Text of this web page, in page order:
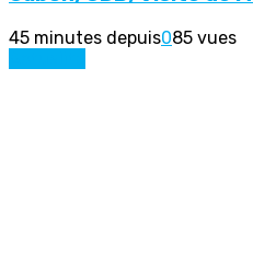
45 minutes depuis085 vues